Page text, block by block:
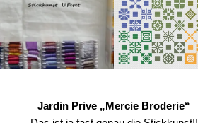
Jardin Prive „Mercie Broderie“